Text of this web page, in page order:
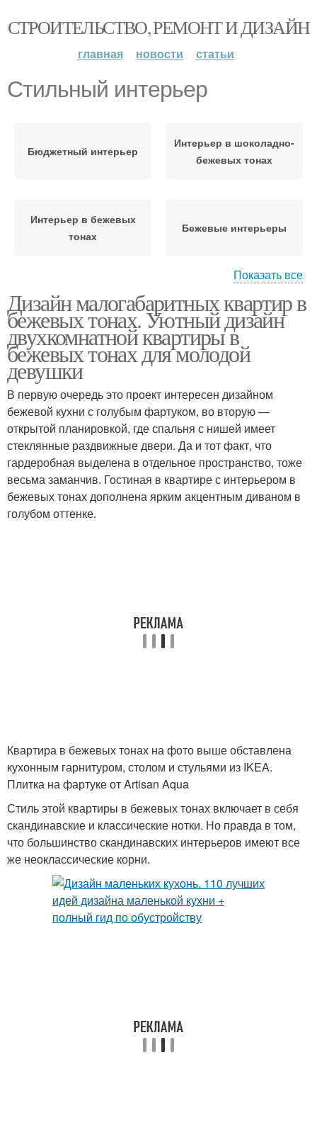
СТРОИТЕЛЬСТВО, РЕМОНТ И ДИЗАЙН
главная новости статьи
Стильный интерьер
Бюджетный интерьер
Интерьер в шоколадно-
бежевых тонах
Интерьер в бежевых
тонах
Бежевые интерьеры
Светло-бежевый
интерьер
Кухня в интерьере
Цвета в интерьере
интерьер
Серо-бежевый
интерьер
Стильный дизайн
Комфортные
интерьеры
Скукота в интерьере
Показать все
Дизайн малогабаритных квартир в
бежевых тонах. Уютный дизайн
двухкомнатной квартиры в
бежевых тонах для молодой
девушки
В первую очередь это проект интересен дизайном
бежевой кухни с голубым фартуком, во вторую —
открытой планировкой, где спальня с нишей имеет
стеклянные раздвижные двери. Да и тот факт, что
гардеробная выделена в отдельное пространство, тоже
весьма заманчив. Гостиная в квартире с интерьером в
бежевых тонах дополнена ярким акцентным диваном в
голубом оттенке.
Квартира в бежевых тонах на фото выше обставлена
кухонным гарнитуром, столом и стульями из IKEA.
Плитка на фартуке от Artisan Aqua
Стиль этой квартиры в бежевых тонах включает в себя
скандинавские и классические нотки. Но правда в том,
что большинство скандинавских интерьеров имеют все
же неоклассические корни.